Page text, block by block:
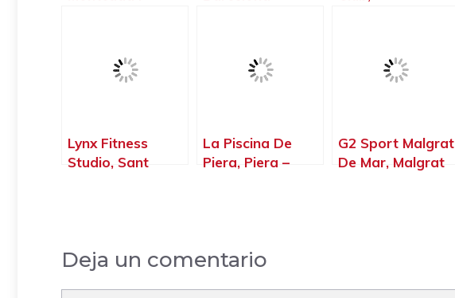
Lynx Fitness
Studio, Sant
La Piscina De
Piera, Piera –
G2 Sport Malgrat
De Mar, Malgrat
Deja un comentario